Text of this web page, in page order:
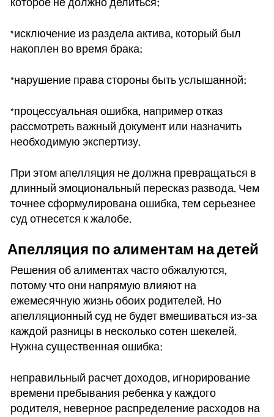
которое не должно делиться;
*исключение из раздела актива, который был
накоплен во время брака;
*нарушение права стороны быть услышанной;
*процессуальная ошибка, например отказ
рассмотреть важный документ или назначить
необходимую экспертизу.
При этом апелляция не должна превращаться в
длинный эмоциональный пересказ развода. Чем
точнее сформулирована ошибка, тем серьезнее
суд отнесется к жалобе.
Апелляция по алиментам на детей
Решения об алиментах часто обжалуются,
потому что они напрямую влияют на
ежемесячную жизнь обоих родителей. Но
апелляционный суд не будет вмешиваться из-за
каждой разницы в несколько сотен шекелей.
Нужна существенная ошибка:
неправильный расчет доходов, игнорирование
времени пребывания ребенка у каждого
родителя, неверное распределение расходов на